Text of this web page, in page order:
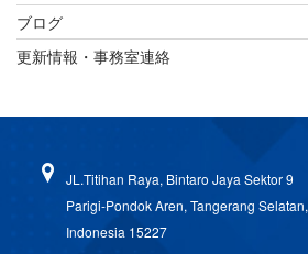
ブログ
更新情報・事務室連絡
JL.Titihan Raya, Bintaro Jaya Sektor 9
Parigi-Pondok Aren, Tangerang Selatan,
Indonesia 15227